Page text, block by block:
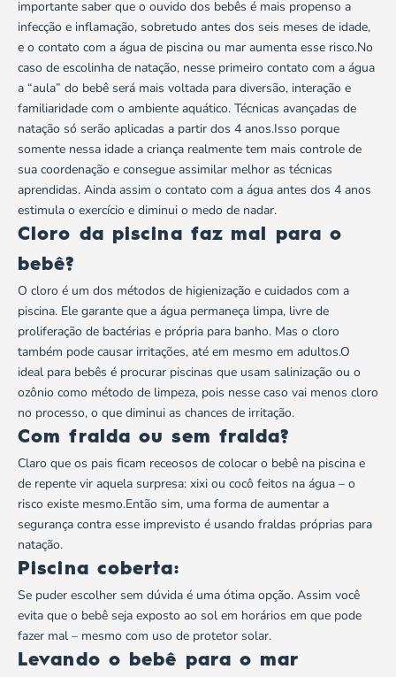
importante saber que o ouvido dos bebês é mais propenso a
infecção e inflamação, sobretudo antes dos seis meses de idade,
e o contato com a água de piscina ou mar aumenta esse risco.No
caso de escolinha de natação, nesse primeiro contato com a água
a “aula” do bebê será mais voltada para diversão, interação e
familiaridade com o ambiente aquático. Técnicas avançadas de
natação só serão aplicadas a partir dos 4 anos.Isso porque
somente nessa idade a criança realmente tem mais controle de
sua coordenação e consegue assimilar melhor as técnicas
aprendidas. Ainda assim o contato com a água antes dos 4 anos
estimula o exercício e diminui o medo de nadar.
Cloro da piscina faz mal para o
bebê?
O cloro é um dos métodos de higienização e cuidados com a
piscina. Ele garante que a água permaneça limpa, livre de
proliferação de bactérias e própria para banho. Mas o cloro
também pode causar irritações, até em mesmo em adultos.O
ideal para bebês é procurar piscinas que usam salinização ou o
ozônio como método de limpeza, pois nesse caso vai menos cloro
no processo, o que diminui as chances de irritação.
Com fralda ou sem fralda?
Claro que os pais ficam receosos de colocar o bebê na piscina e
de repente vir aquela surpresa: xixi ou cocô feitos na água – o
risco existe mesmo.Então sim, uma forma de aumentar a
segurança contra esse imprevisto é usando fraldas próprias para
natação.
Piscina coberta:
Se puder escolher sem dúvida é uma ótima opção. Assim você
evita que o bebê seja exposto ao sol em horários em que pode
fazer mal – mesmo com uso de protetor solar.
Levando o bebê para o mar